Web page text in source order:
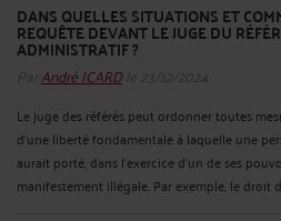
DANS QUELLES SITUATIONS ET
REQUÊTE DEVANT LE JUGE DU
ADMINISTRATIF ?
ParAndré ICARDle 23/12/2024
Le juge des référés peut ordonner toutes
d'une liberté fondamentale à laquelle une
aurait porté, dans l'exercice d'un de ses
manifestement illégale. Par exemple, le droit